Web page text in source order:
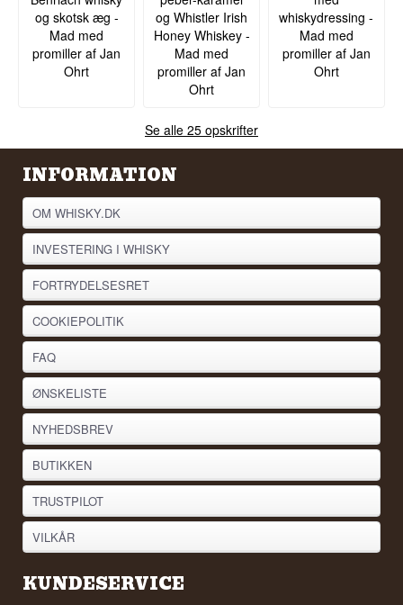
Højt – officielle Springbank-aftapninger med lang
lagring og lave flaskeantal handler traditionelt til
flere gange deres oprindelige udsalgspris kort
efter lancering, og efterspørgslen efter
destilleriets ældre udgivelser er kun steget de
Vidste du at?
der udfører 100 % af produktionsprocessen på
Se hele vores udvalg af
og skotsk æg -
Mad med
promiller af Jan
Ohrt
og Whistler Irish
Honey Whiskey -
Mad med
promiller af Jan
Ohrt
whiskydressing -
Mad med
promiller af Jan
Ohrt
Se alle 25 opskrifter
INFORMATION
OM WHISKY.DK
INVESTERING I WHISKY
FORTRYDELSESRET
COOKIEPOLITIK
FAQ
ØNSKELISTE
NYHEDSBREV
BUTIKKEN
TRUSTPILOT
VILKÅR
KUNDESERVICE